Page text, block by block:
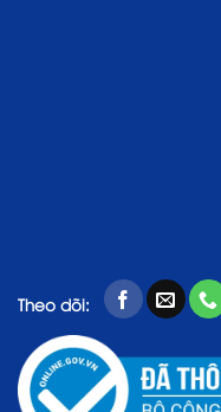
Theo dõi: